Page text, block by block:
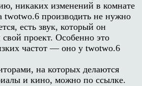
никаких изменений в комнате
twotwo.6 производить не нужно
есть звук, который он
проект. Особенно это
частот — оно у twotwo.6
на которых делаются
и кино, можно по ссылке.